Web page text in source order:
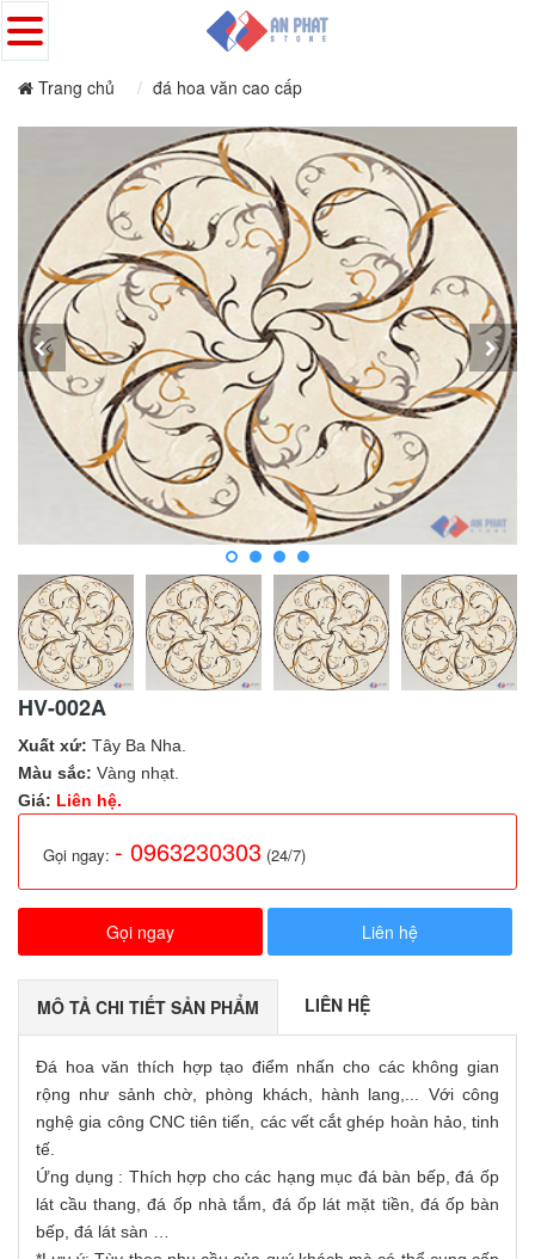
Trang chủ đá hoa văn cao cấp
HV-002A
Xuất xứ: Tây Ba Nha.
Màu sắc: Vàng nhạt.
Giá: Liên hệ.
Gọi ngay: - 0963230303 (24/7)
Gọi ngay Liên hệ
MÔ TẢ CHI TIẾT SẢN PHẨM LIÊN HỆ
Đá hoa văn thích hợp tạo điểm nhấn cho các không gian
rộng như sảnh chờ, phòng khách, hành lang,... Với công
nghệ gia công CNC tiên tiến, các vết cắt ghép hoàn hảo, tinh
tế.
Ứng dụng : Thích hợp cho các hạng mục đá bàn bếp, đá ốp
lát cầu thang, đá ốp nhà tắm, đá ốp lát mặt tiền, đá ốp bàn
bếp, đá lát sàn …